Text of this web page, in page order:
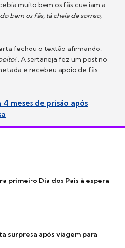
muito bem os fãs que iam a
bem os fãs, tá cheia de sorriso,
fechou o textão afirmando:
". A sertaneja fez um post no
e recebeu apoio de fãs.
meses de prisão após
primeiro Dia dos Pais à espera
surpresa após viagem para